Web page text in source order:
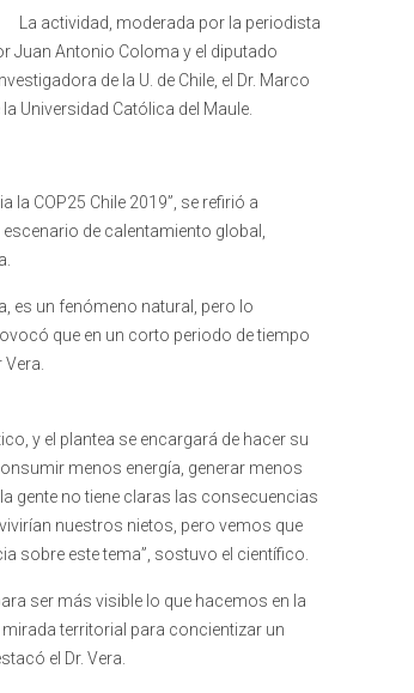
La actividad, moderada por la periodista
Juan Antonio Coloma y el diputado
de la U. de Chile, el Dr. Marco
Universidad Católica del Maule.
la COP25 Chile 2019”, se refirió a
de calentamiento global,
es un fenómeno natural, pero lo
que en un corto periodo de tiempo
y el plantea se encargará de hacer su
menos energía, generar menos
gente no tiene claras las consecuencias
nuestros nietos, pero vemos que
sobre este tema”, sostuvo el científico.
ser más visible lo que hacemos en la
territorial para concientizar un
el Dr. Vera.